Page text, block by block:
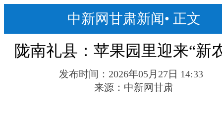
中新网甘肃新闻• 正文
陇南礼县：苹果园里迎来“新
发布时间： 2026年05月27日 14:33
来源： 中新网甘肃